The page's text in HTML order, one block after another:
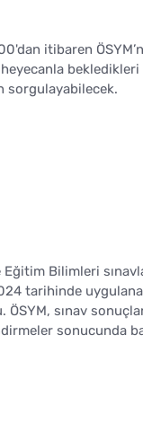
itibaren
bekledikleri
sorgulayabilecek.
Bilimleri
tarihinde
sınav
sonucunda